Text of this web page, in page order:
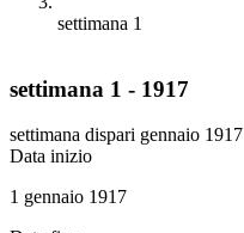
settimana 1
settimana 1 - 1917
settimana dispari gennaio 1917
Data inizio
1 gennaio 1917